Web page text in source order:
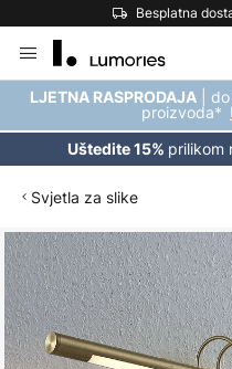
Besplatna
to
Content
LJETNA RASPRODAJA |
proizvoda*
Uštedite 15% prilikom
Svjetla za slike
Skip
to
the
end
of